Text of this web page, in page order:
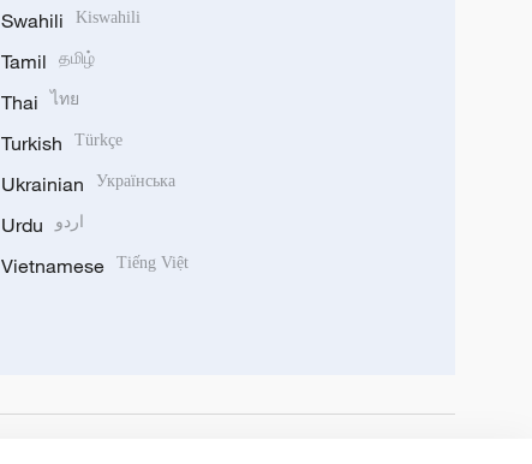
Swahili Kiswahili
Tamil தமிழ்
Thai ไทย
Turkish Türkçe
Ukrainian Українська
Urdu اردو
Vietnamese Tiếng Việt